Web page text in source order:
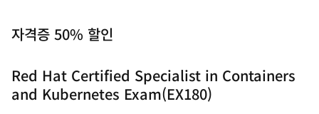
자격증 50% 할인
Red Hat Certified Specialist in Containers
and Kubernetes Exam(EX180)